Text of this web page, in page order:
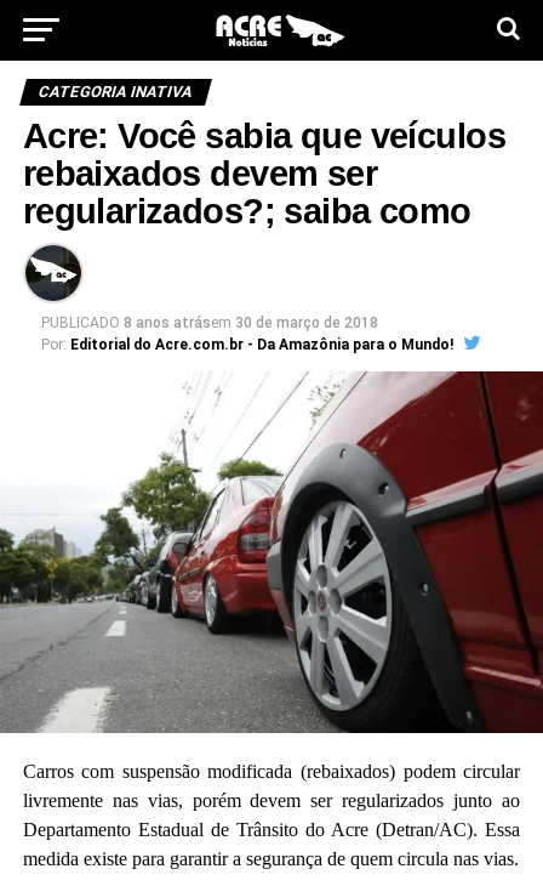
CATEGORIA INATIVA
Acre: Você sabia que veículos
rebaixados devem ser
regularizados?; saiba como
PUBLICADO 8 anos atrásem 30 de março de 2018
Por: Editorial do Acre.com.br - Da Amazônia para o Mundo!
Carros com suspensão modificada (rebaixados) podem circular
livremente nas vias, porém devem ser regularizados junto ao
Departamento Estadual de Trânsito do Acre (Detran/AC). Essa
medida existe para garantir a segurança de quem circula nas vias.